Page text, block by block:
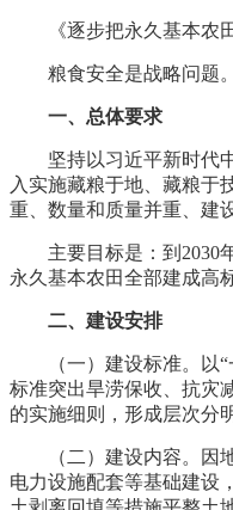
《逐步把永久基本农
粮食安全是战略问题
一、总体要求
坚持以习近平新时代
入实施藏粮于地、藏粮于
重、数量和质量并重、建
主要目标是：到2030
永久基本农田全部建成高
二、建设安排
（一）建设标准。
标准突出旱涝保收、抗灾
的实施细则，形成层次分
（二）建设内容。
电力设施配套等基础建设